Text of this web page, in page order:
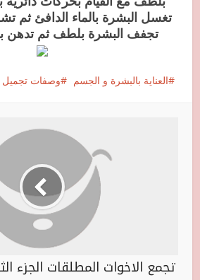
تغسل البشرة بالماء الدافئ ثم
تجفف البشرة بلطف ثم تدهن
العناية بالبشرة و الجسم وصفات تجميل
تجمع الاخوات المطلقات الجزء